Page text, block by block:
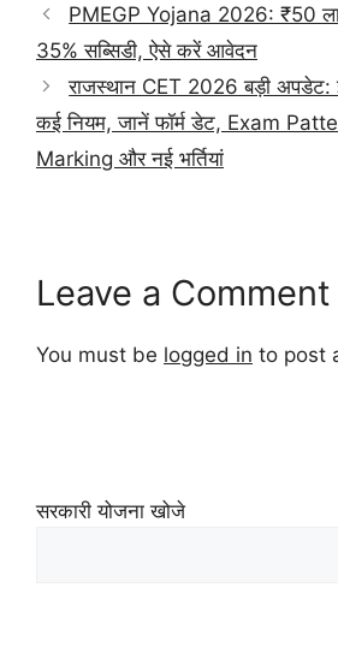
PMEGP Yojana 2026: ₹50
35% सब्सिडी, ऐसे करें आवेदन
राजस्थान CET 2026 बड़ी
कई नियम, जानें फॉर्म डेट, Exam
Marking और नई भर्तियां
Leave a Comment
You must be logged in to post
सरकारी योजना खोजे